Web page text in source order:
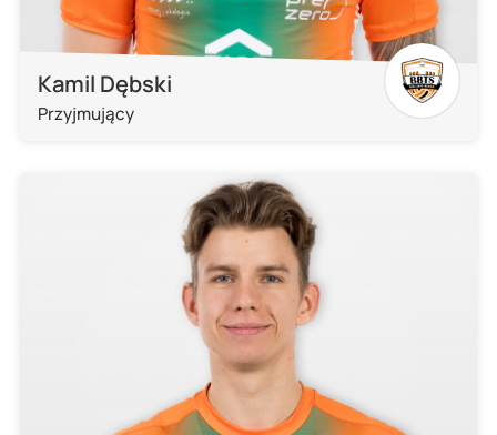
Kamil Dębski
Przyjmujący